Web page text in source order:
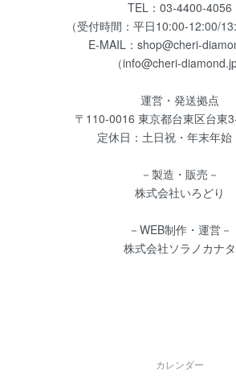
TEL：03-4400-4056
（受付時間：平日10:00-12:00/
E-MAIL： shop@cheri-
（info@cheri-diamond.jp
運営・発送拠点
〒110-0016 東京都台東区台東
定休日：土日祝・年末年始
－製造・販売－
株式会社いろどり
－WEB制作・運営－
株式会社ソラノカナタ
カレンダー